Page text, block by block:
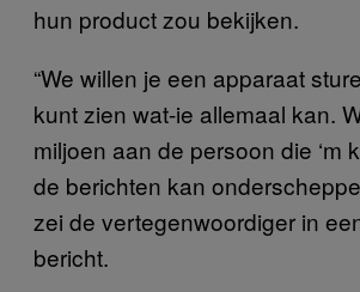
hun product zou bekijken.
“We willen je een apparaat
kunt zien wat-ie allemaal kan.
miljoen aan de persoon die ‘m
de berichten kan
zei de vertegenwoordiger in
bericht.